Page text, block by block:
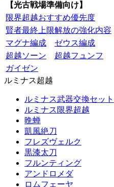
【光古戦場準備向け】
限界超越おすすめ優先度
賢者最終上限解放の強化内容
マグナ編成
ゼウス編成
超越ソーン
超越フュンフ
ガイゼン
ルミナス超越
ルミナス武器交換セット
ルミナス限界超越
晩蝉
凱風絶刀
フレズヴェルク
黒漆太刀
フルンティング
アンドロメダ
ロムフェーヤ